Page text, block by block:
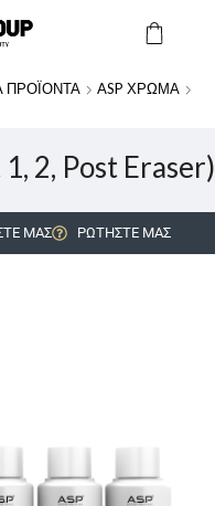
ΠΡΟΪΟΝΤΑ
ASP ΧΡΩΜΑ
2, Post Eraser)
ΜΑΣ ΡΩΤΗΣΤΕ ΜΑΣ